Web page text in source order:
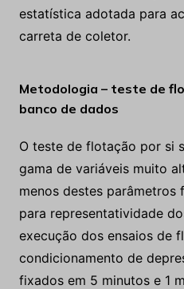
estatística adotada para
carreta de coletor.
Metodologia – teste de
banco de dados
O teste de flotação por si
gama de variáveis muito
menos destes parâmetros
para representatividade
execução dos ensaios de
condicionamento de
fixados em 5 minutos e 1